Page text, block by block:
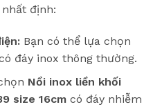
định:
Bạn có thể lựa chọn
đáy inox thông thường.
Nồi inox liền khối
size 16cmcó đáy nhiễm